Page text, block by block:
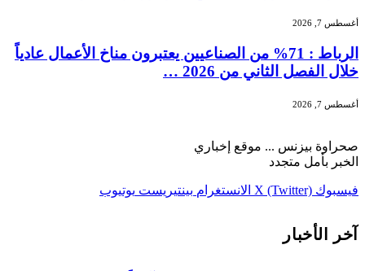
أغسطس 7, 2026
الرباط : 71% من الصناعيين يعتبرون مناخ الأعمال عادياً
خلال الفصل الثاني من 2026 …
أغسطس 7, 2026
صحراوة بيزنس ... موقع إخباري
الخبر بأمل متجدد
فيسبوك X (Twitter) الانستغرام بينتيريست يوتيوب
آخر الأخبار